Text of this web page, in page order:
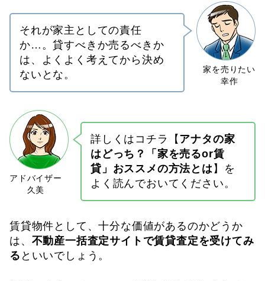
それが家主としての責任
か…。貸すべきか売るべきか
は、よくよく考えてから決め
ないとな。
詳しくはコチラ【 アナタの家
はどっち？「家を売るor賃
貸」おススメの方法とは 】を
よく読んでおいてください。
賃貸物件として、十分な価値があるのかどうか
は、 不動産一括査定サイトで賃貸査定を受けてみ
る といいでしょう。